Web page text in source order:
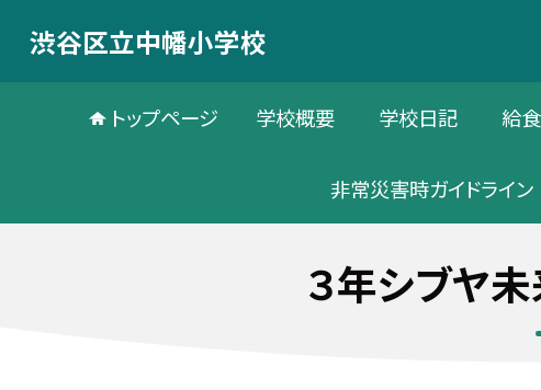
渋谷区立中幡小学校
トップページ 学校概要 学校日記 給
非常災害時ガイドライン
３年シブヤ